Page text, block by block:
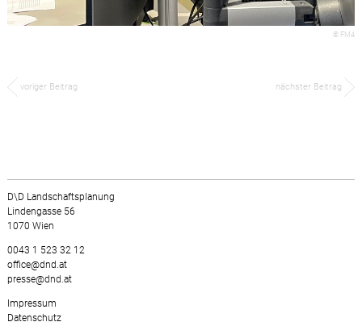
© FM4
voriger Beitrag nächster Beitrag
D\D Landschaftsplanung
Lindengasse 56
1070 Wien
0043 1 523 32 12
office@dnd.at
presse@dnd.at
Impressum
Datenschutz